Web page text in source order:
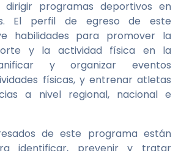
programas deportivos en
El perfil de egreso de este
habilidades para promover la
y la actividad física en la
y organizar eventos
físicas, y entrenar atletas
a nivel regional, nacional e
de este programa están